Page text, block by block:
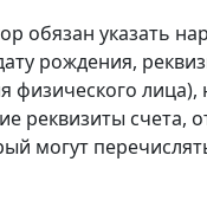
обязан указать
рождения,
физического
реквизиты
могут